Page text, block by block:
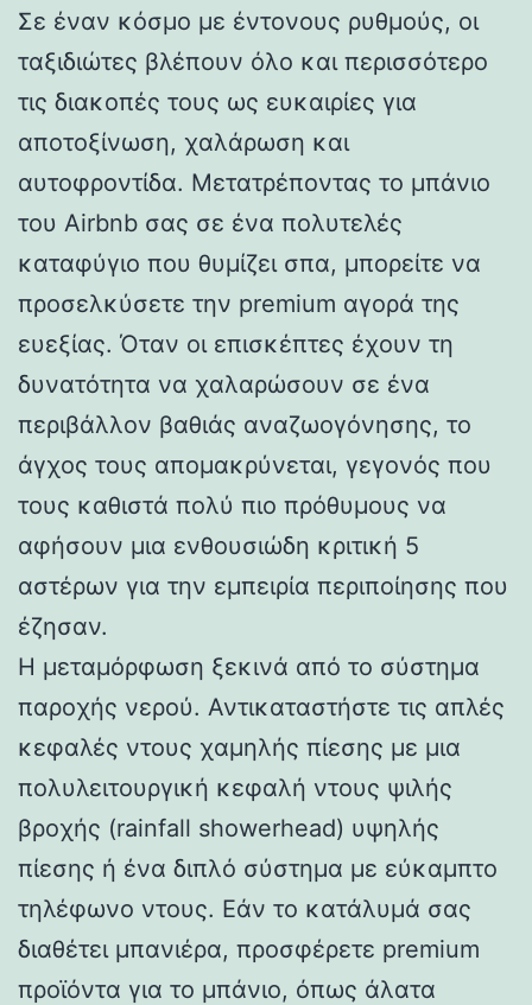
Σε έναν κόσμο με έντονους ρυθμούς, οι
ταξιδιώτες βλέπουν όλο και περισσότερο
τις διακοπές τους ως ευκαιρίες για
αποτοξίνωση, χαλάρωση και
αυτοφροντίδα. Μετατρέποντας το μπάνιο
του Airbnb σας σε ένα πολυτελές
καταφύγιο που θυμίζει σπα, μπορείτε να
προσελκύσετε την premium αγορά της
ευεξίας. Όταν οι επισκέπτες έχουν τη
δυνατότητα να χαλαρώσουν σε ένα
περιβάλλον βαθιάς αναζωογόνησης, το
άγχος τους απομακρύνεται, γεγονός που
τους καθιστά πολύ πιο πρόθυμους να
αφήσουν μια ενθουσιώδη κριτική 5
αστέρων για την εμπειρία περιποίησης που
έζησαν.
Η μεταμόρφωση ξεκινά από το σύστημα
παροχής νερού. Αντικαταστήστε τις απλές
κεφαλές ντους χαμηλής πίεσης με μια
πολυλειτουργική κεφαλή ντους ψιλής
βροχής (rainfall showerhead) υψηλής
πίεσης ή ένα διπλό σύστημα με εύκαμπτο
τηλέφωνο ντους. Εάν το κατάλυμά σας
διαθέτει μπανιέρα, προσφέρετε premium
προϊόντα για το μπάνιο, όπως άλατα